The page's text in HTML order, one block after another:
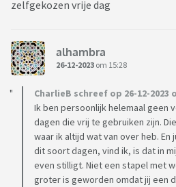
zelfgekozen vrije dag
alhambra
26-12-2023 om 15:28
CharlieB schreef op 26-12-2023
Ik ben persoonlijk helemaal geen
dagen die vrij te gebruiken zijn.
waar ik altijd wat van over heb.
dit soort dagen, vind ik, is dat in
even stilligt. Niet een stapel met
groter is geworden omdat jij een